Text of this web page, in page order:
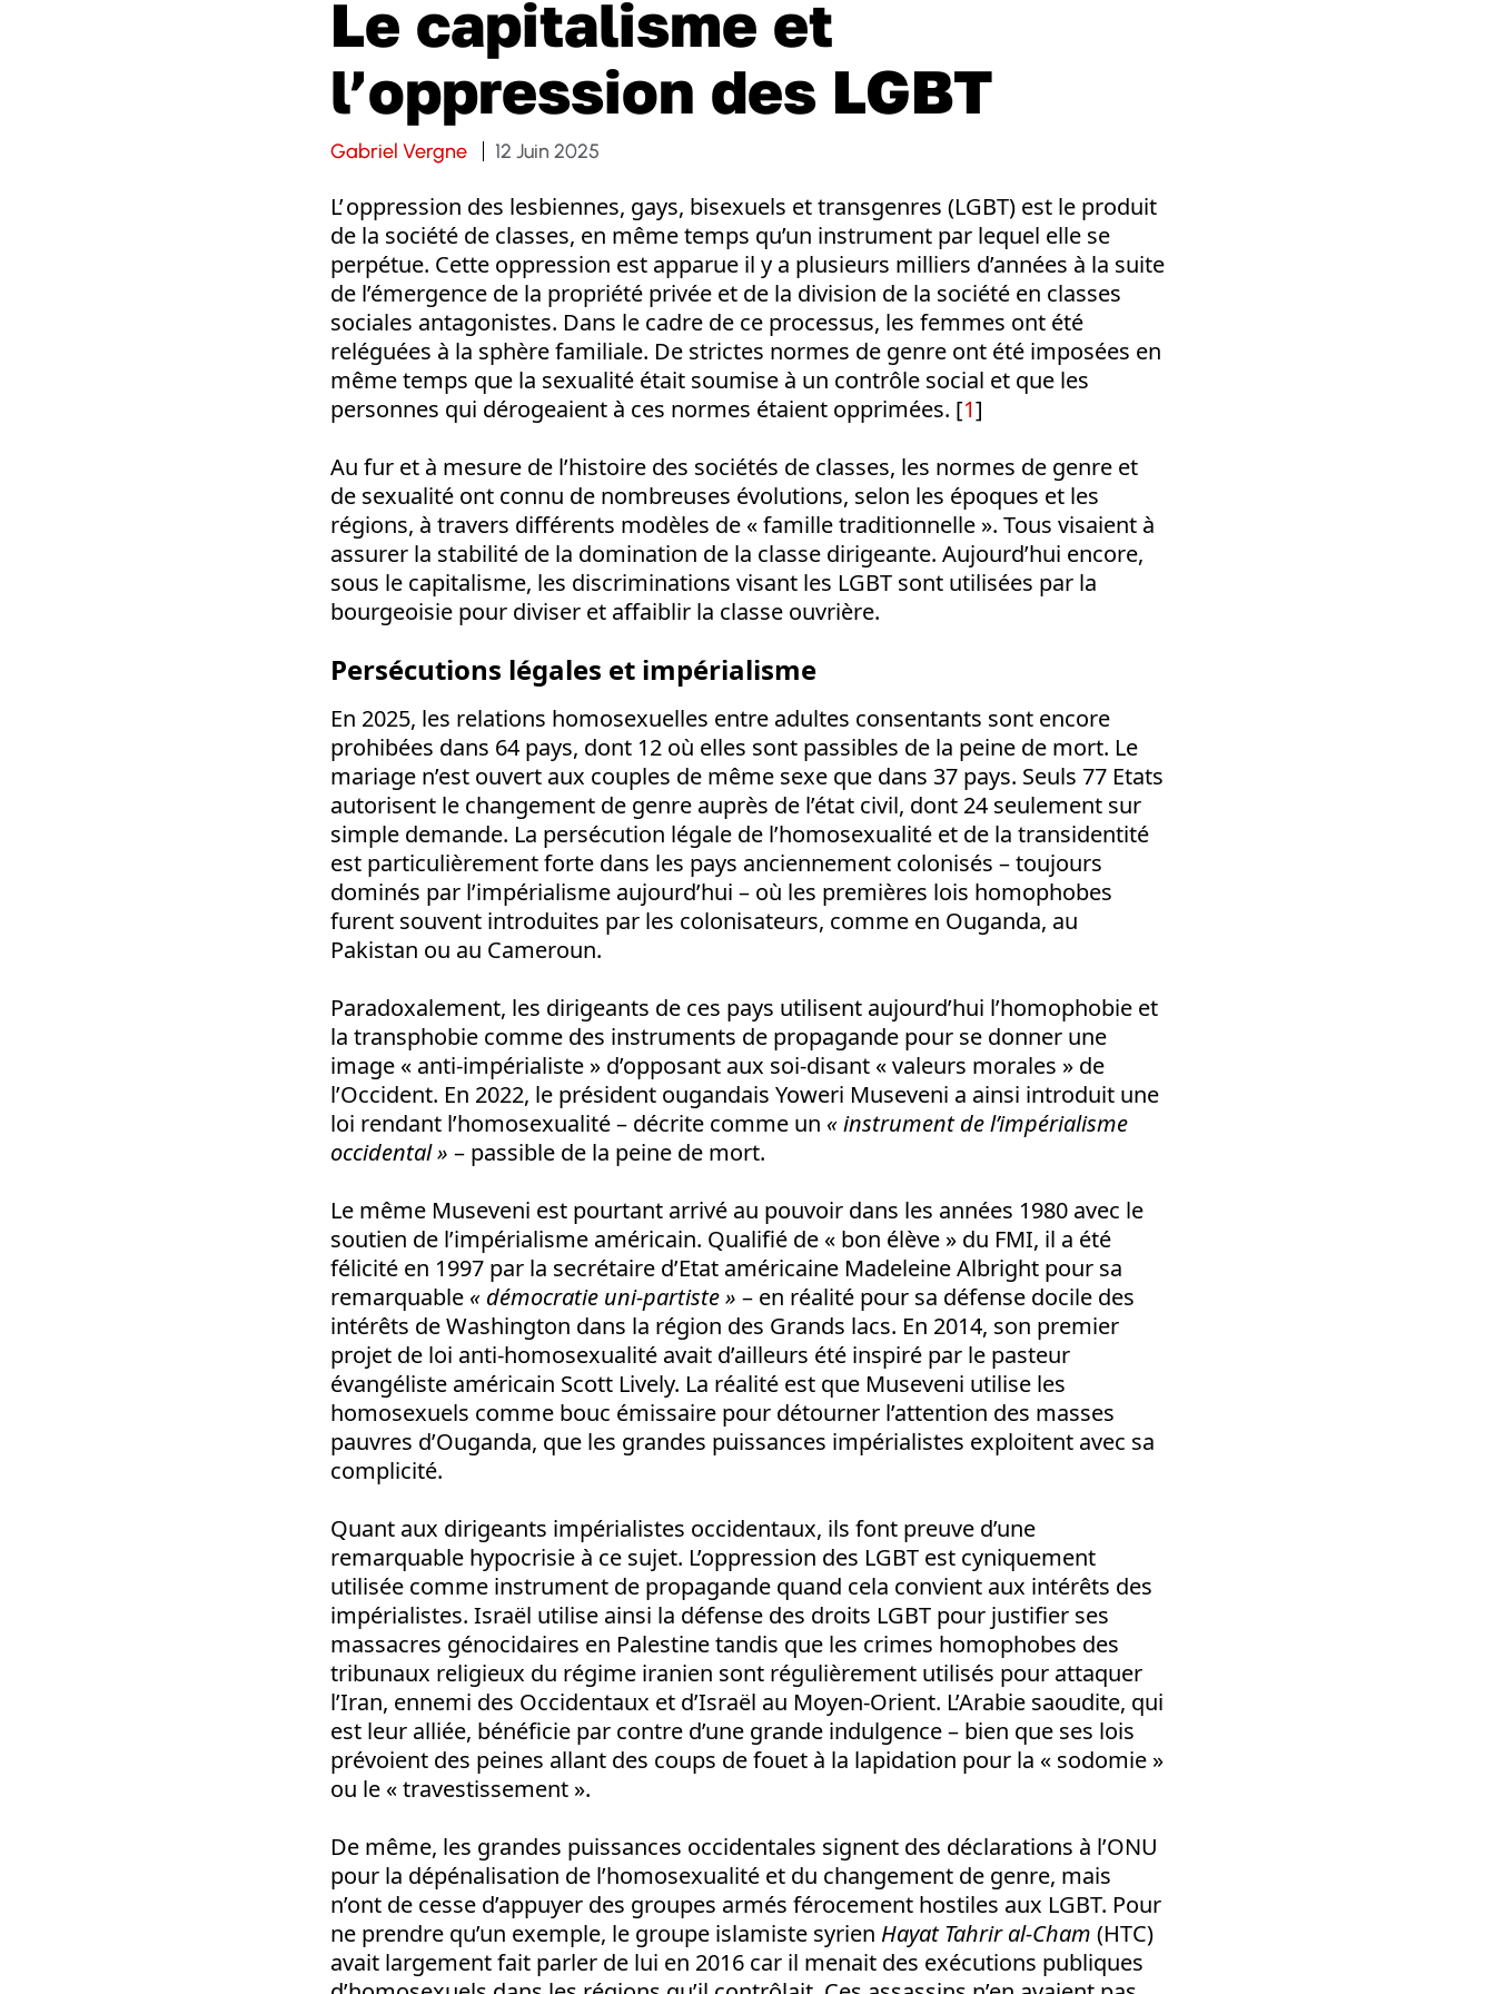
Le capitalisme et
l’oppression des LGBT
Gabriel Vergne 12 Juin 2025
L’ oppression des lesbiennes, gays, bisexuels et transgenres (LGBT) est le produit
de la société de classes, en même temps qu’un instrument par lequel elle se
perpétue. Cette oppression est apparue il y a plusieurs milliers d’années à la suite
de l’émergence de la propriété privée et de la division de la société en classes
sociales antagonistes. Dans le cadre de ce processus, les femmes ont été
reléguées à la sphère familiale. De strictes normes de genre ont été imposées en
même temps que la sexualité était soumise à un contrôle social et que les
personnes qui dérogeaient à ces normes étaient opprimées. [1]
Au fur et à mesure de l’histoire des sociétés de classes, les normes de genre et
de sexualité ont connu de nombreuses évolutions, selon les époques et les
régions, à travers différents modèles de « famille traditionnelle ». Tous visaient à
assurer la stabilité de la domination de la classe dirigeante. Aujourd’hui encore,
sous le capitalisme, les discriminations visant les LGBT sont utilisées par la
bourgeoisie pour diviser et affaiblir la classe ouvrière.
Persécutions légales et impérialisme
En 2025, les relations homosexuelles entre adultes consentants sont encore
prohibées dans 64 pays, dont 12 où elles sont passibles de la peine de mort. Le
mariage n’est ouvert aux couples de même sexe que dans 37 pays. Seuls 77 Etats
autorisent le changement de genre auprès de l’état civil, dont 24 seulement sur
simple demande. La persécution légale de l’homosexualité et de la transidentité
est particulièrement forte dans les pays anciennement colonisés – toujours
dominés par l’impérialisme aujourd’hui – où les premières lois homophobes
furent souvent introduites par les colonisateurs, comme en Ouganda, au
Pakistan ou au Cameroun.
Paradoxalement, les dirigeants de ces pays utilisent aujourd’hui l’homophobie et
la transphobie comme des instruments de propagande pour se donner une
image « anti-impérialiste » d’opposant aux soi-disant « valeurs morales » de
l’Occident. En 2022, le président ougandais Yoweri Museveni a ainsi introduit une
loi rendant l’homosexualité – décrite comme un « instrument de l’impérialisme
occidental » – passible de la peine de mort.
Le même Museveni est pourtant arrivé au pouvoir dans les années 1980 avec le
soutien de l’impérialisme américain. Qualifié de « bon élève » du FMI, il a été
félicité en 1997 par la secrétaire d’Etat américaine Madeleine Albright pour sa
remarquable « démocratie uni-partiste » – en réalité pour sa défense docile des
intérêts de Washington dans la région des Grands lacs. En 2014, son premier
projet de loi anti-homosexualité avait d’ailleurs été inspiré par le pasteur
évangéliste américain Scott Lively. La réalité est que Museveni utilise les
homosexuels comme bouc émissaire pour détourner l’attention des masses
pauvres d’Ouganda, que les grandes puissances impérialistes exploitent avec sa
complicité.
Quant aux dirigeants impérialistes occidentaux, ils font preuve d’une
remarquable hypocrisie à ce sujet. L’oppression des LGBT est cyniquement
utilisée comme instrument de propagande quand cela convient aux intérêts des
impérialistes. Israël utilise ainsi la défense des droits LGBT pour justifier ses
massacres génocidaires en Palestine tandis que les crimes homophobes des
tribunaux religieux du régime iranien sont régulièrement utilisés pour attaquer
l’Iran, ennemi des Occidentaux et d’Israël au Moyen-Orient. L’Arabie saoudite, qui
est leur alliée, bénéficie par contre d’une grande indulgence – bien que ses lois
prévoient des peines allant des coups de fouet à la lapidation pour la « sodomie »
ou le « travestissement ».
De même, les grandes puissances occidentales signent des déclarations à l’ONU
pour la dépénalisation de l’homosexualité et du changement de genre, mais
n’ont de cesse d’appuyer des groupes armés férocement hostiles aux LGBT. Pour
ne prendre qu’un exemple, le groupe islamiste syrien Hayat Tahrir al-Cham (HTC)
avait largement fait parler de lui en 2016 car il menait des exécutions publiques